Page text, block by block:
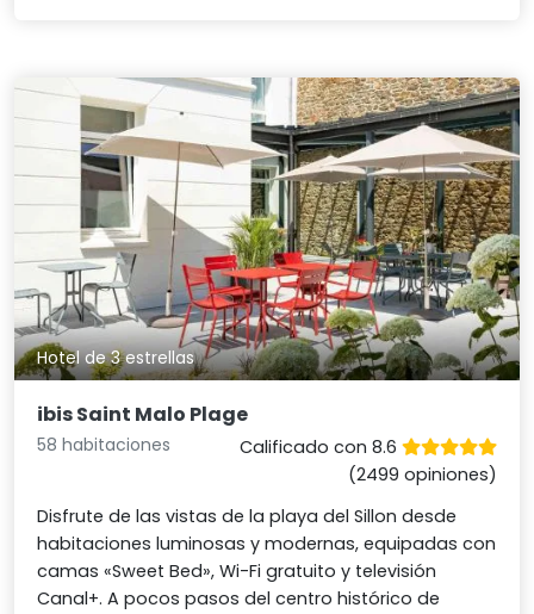
Hotel de 3 estrellas
ibis Saint Malo Plage
58 habitaciones
Calificado con 8.6
(2499 opiniones)
Disfrute de las vistas de la playa del Sillon desde
habitaciones luminosas y modernas, equipadas con
camas «Sweet Bed», Wi-Fi gratuito y televisión
Canal+. A pocos pasos del centro histórico de